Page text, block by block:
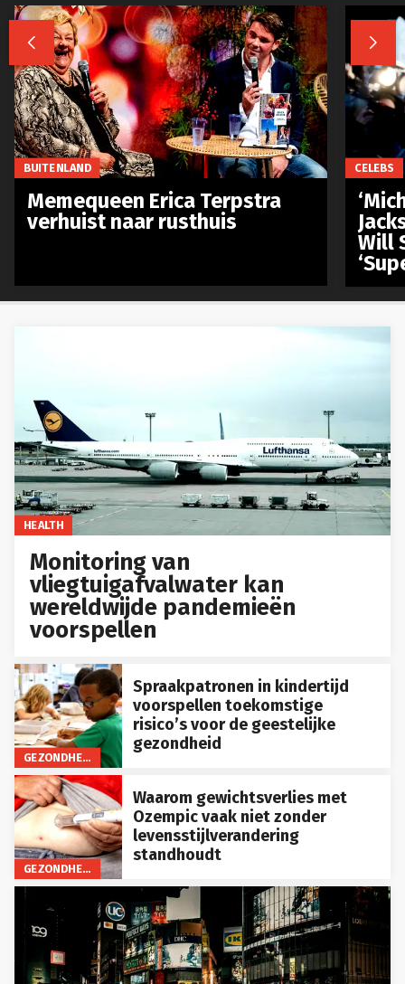
HEALTH
Monitoring van
vliegtuigafvalwater kan
wereldwijde pandemieën
voorspellen
GEZONDHEID
Spraakpatronen in kindertijd
voorspellen toekomstige
risico’s voor de geestelijke
gezondheid
GEZONDHEID
Waarom gewichtsverlies met
Ozempic vaak niet zonder
levensstijlverandering
standhoudt
 
BUITENLAND
Memequeen Erica Terpstra
verhuist naar rusthuis
CELEBS
Will